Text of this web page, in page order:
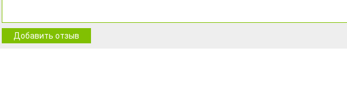
Добавить отзыв